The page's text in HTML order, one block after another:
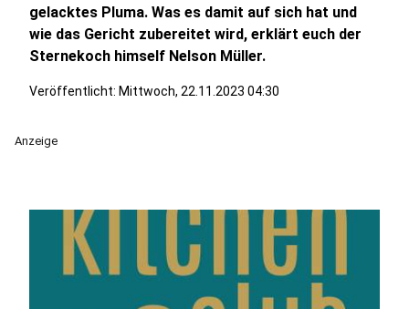
gelacktes Pluma. Was es damit auf sich hat und
wie das Gericht zubereitet wird, erklärt euch der
Sternekoch himself Nelson Müller.
Veröffentlicht: Mittwoch, 22.11.2023 04:30
Anzeige